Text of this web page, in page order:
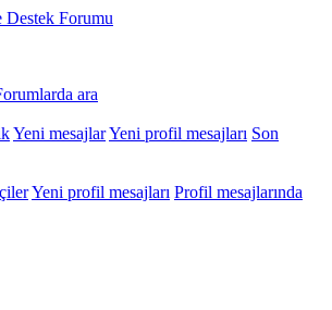
Destek Forumu
ara
Yeni mesajlarYeni profil mesajları Son
Yeni profil mesajları Profil mesajlarında